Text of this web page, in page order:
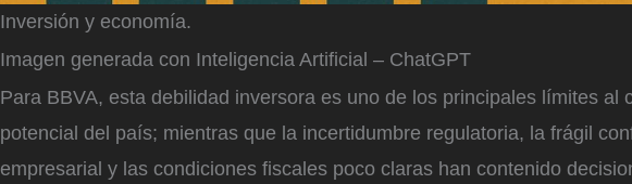
Inversión y economía.
Imagen generada con Inteligencia Artificial – ChatGPT
Para BBVA, esta debilidad inversora es uno de los principales límites al
potencial del país; mientras que la incertidumbre regulatoria, la frágil
empresarial y las condiciones fiscales poco claras han contenido